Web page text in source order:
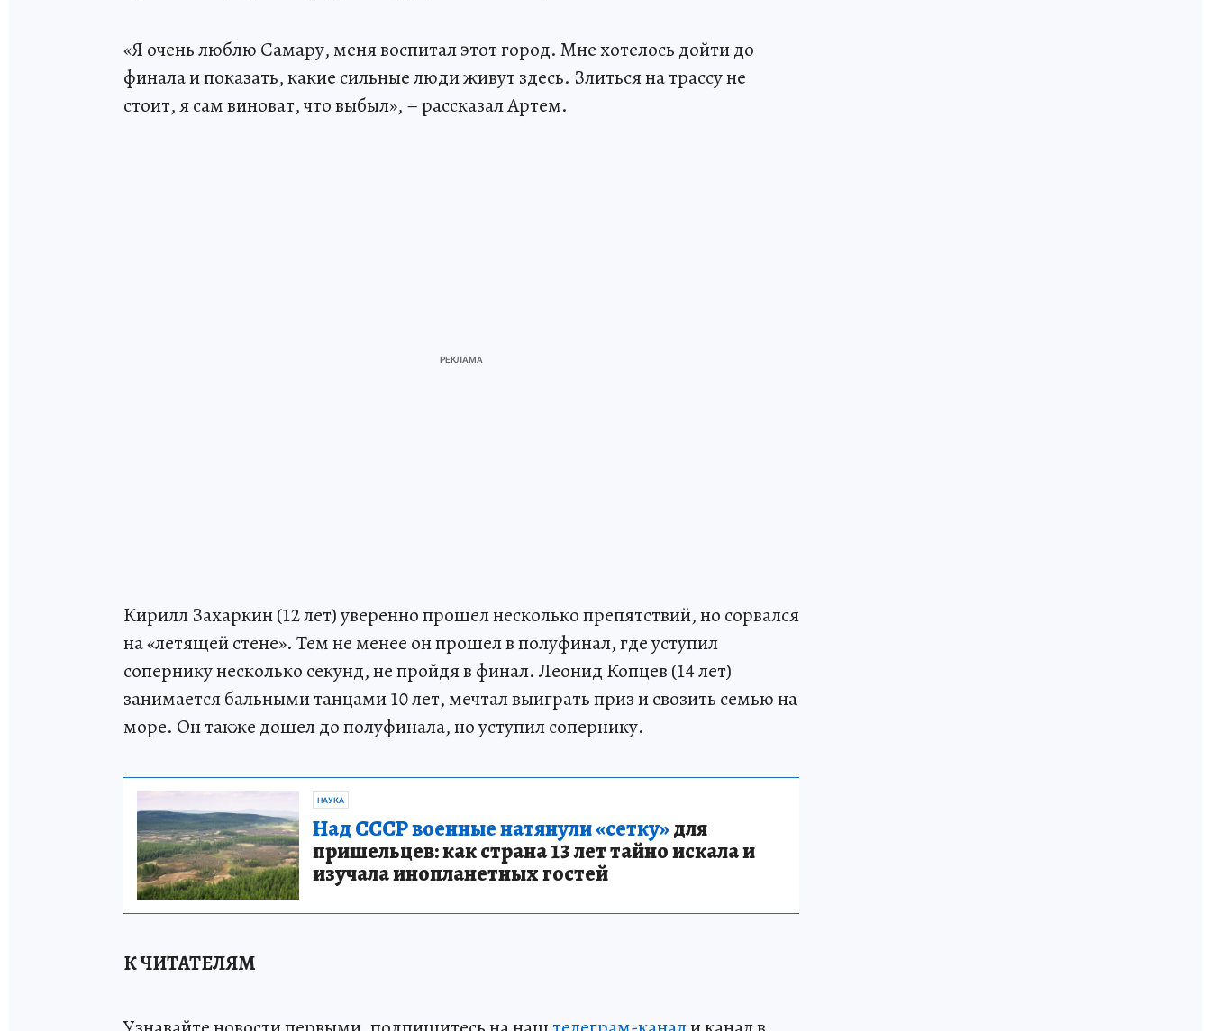
«Я очень люблю Самару, меня воспитал этот город. Мне хотелось дойти до
финала и показать, какие сильные люди живут здесь. Злиться на трассу не
стоит, я сам виноват, что выбыл», – рассказал Артем.
Кирилл Захаркин (12 лет) уверенно прошел несколько препятствий, но сорвался
на «летящей стене». Тем не менее он прошел в полуфинал, где уступил
сопернику несколько секунд, не пройдя в финал. Леонид Копцев (14 лет)
занимается бальными танцами 10 лет, мечтал выиграть приз и свозить семью на
море. Он также дошел до полуфинала, но уступил сопернику.
НАУКА
Над СССР военные натянули «сетку»для
пришельцев: как страна 13 лет тайно искала и
изучала инопланетных гостей
К ЧИТАТЕЛЯМ